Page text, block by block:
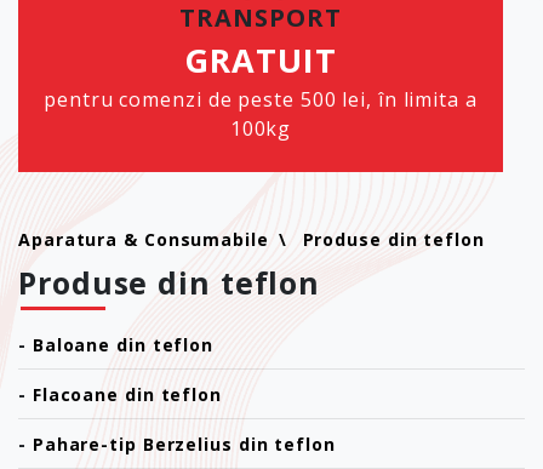
TRANSPORT
GRATUIT
pentru comenzi de peste 500 lei, în limita a
100kg
Aparatura & Consumabile Produse din teflon
Produse din teflon
- Baloane din teflon
- Flacoane din teflon
- Pahare-tip Berzelius din teflon